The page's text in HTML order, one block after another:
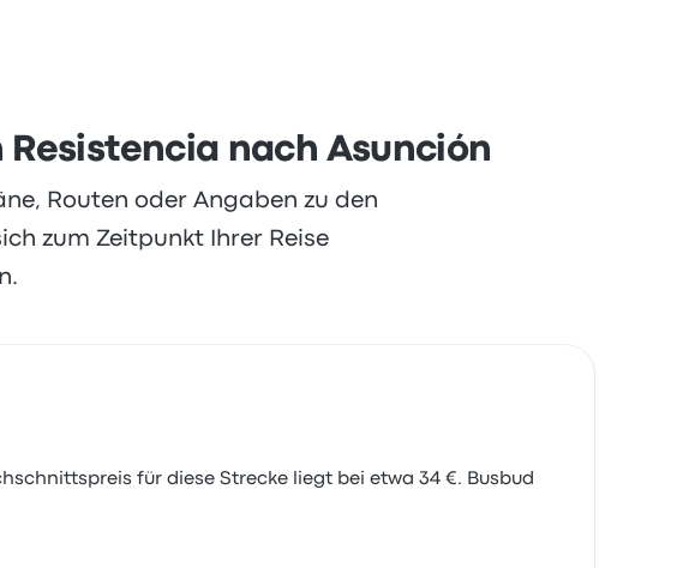
nach Asunción
Routen oder Angaben zu den
zum Zeitpunkt Ihrer Reise
für diese Strecke liegt bei etwa 34 €. Busbud